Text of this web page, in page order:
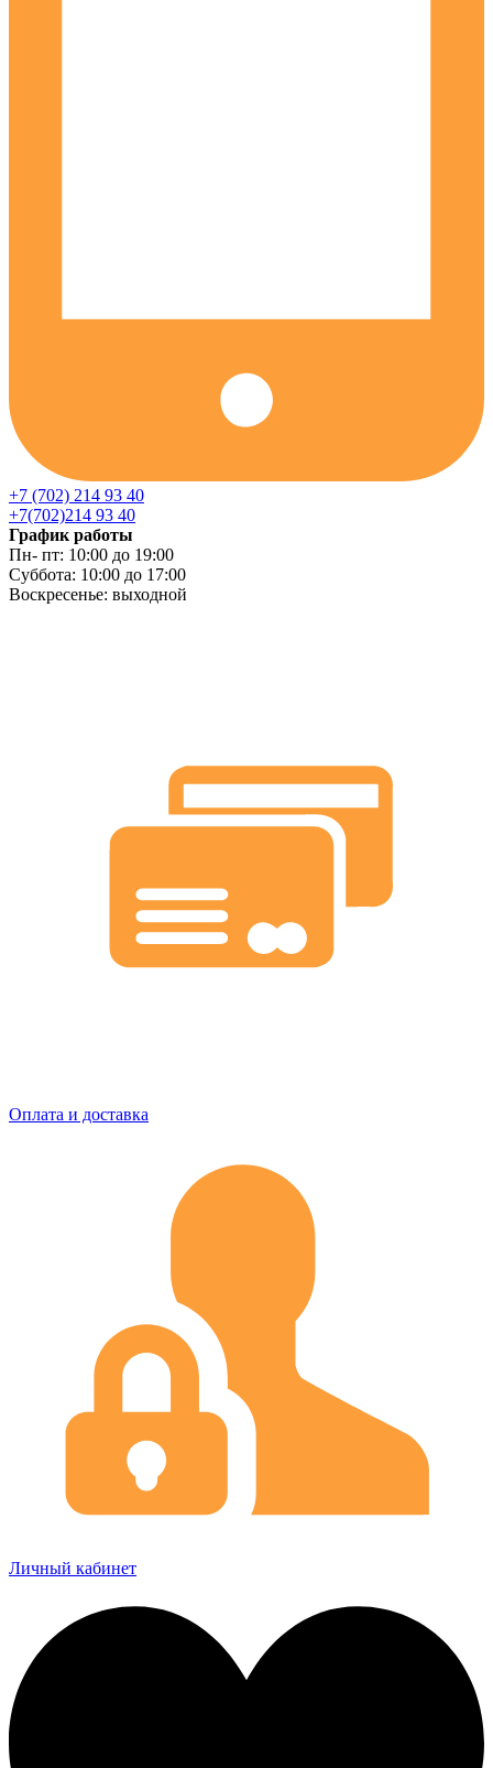
+7 (702) 214 93 40
+7(702)214 93 40
График работы
Пн- пт: 10:00 до 19:00
Суббота: 10:00 до 17:00
Воскресенье: выходной
Оплата и доставка
Личный кабинет